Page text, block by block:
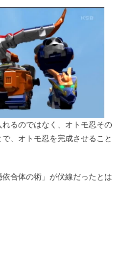
るのではなく、オトモ忍その
、オトモ忍を完成させること
合体の術」が伏線だったとは